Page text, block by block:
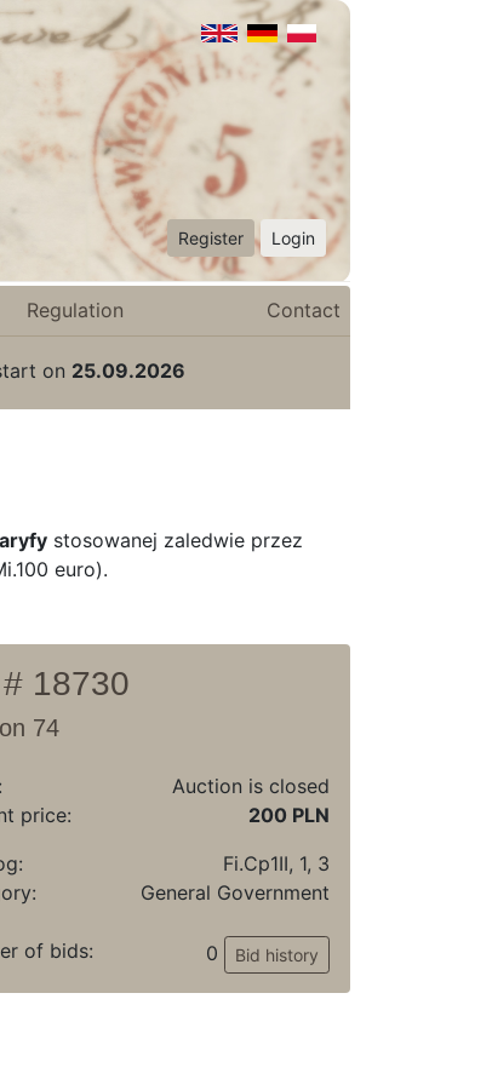
Register Login
Regulation Contact
on 25.09.2026
stosowanej zaledwie przez
euro).
18730
74
Auction is closed
price:
200 PLN
Fi.Cp1II, 1, 3
General Government
of bids: 0 Bid history